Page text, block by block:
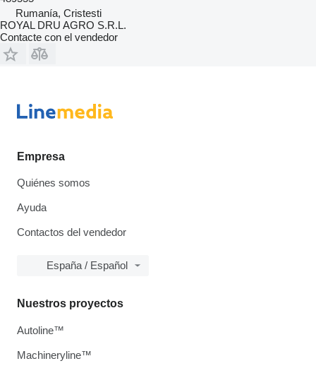
Rumanía, Cristesti
ROYAL DRU AGRO S.R.L.
Contacte con el vendedor
Empresa
Quiénes somos
Ayuda
Contactos del vendedor
España / Español
Nuestros proyectos
Autoline™
Machineryline™